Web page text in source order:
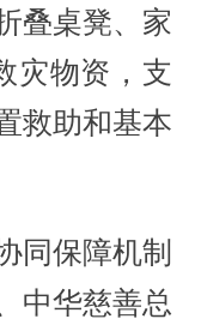
叠桌凳、家
灾物资，支
救助和基本
保障机制
中华慈善总